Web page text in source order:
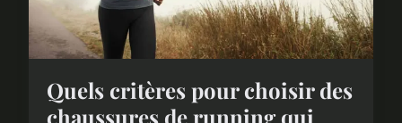
Quels critères pour choisir des
chaussures de running qui